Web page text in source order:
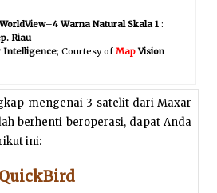
–4 Warna Natural Skala 1:
Riau
Intelligence; Courtesy ofMapVision
mengenai 3 satelit dari Maxar
berhenti beroperasi, dapat Anda
ini: